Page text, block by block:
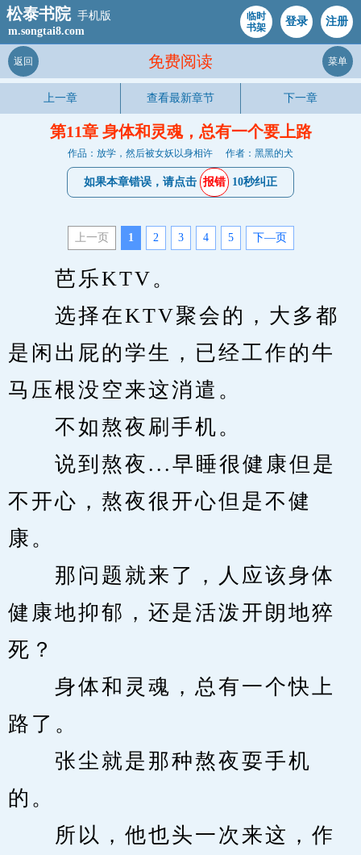
松泰书院 手机版
m.songtai8.com
临时
书架
登录 注册
免费阅读
返回 菜单
上一章 查看最新章节 下一章
第11章 身体和灵魂，总有一个要上路
作品：放学，然后被女妖以身相许 作者：黑黑的犬
如果本章错误，请点击 报错 10秒纠正
上一页 1 2 3 4 5 下—页
芭乐KTV。
选择在KTV聚会的，大多都
是闲出屁的学生，已经工作的牛
马压根没空来这消遣。
不如熬夜刷手机。
说到熬夜...早睡很健康但是
不开心，熬夜很开心但是不健
康。
那问题就来了，人应该身体
健康地抑郁，还是活泼开朗地猝
死？
身体和灵魂，总有一个快上
路了。
张尘就是那种熬夜耍手机
的。
所以，他也头一次来这，作